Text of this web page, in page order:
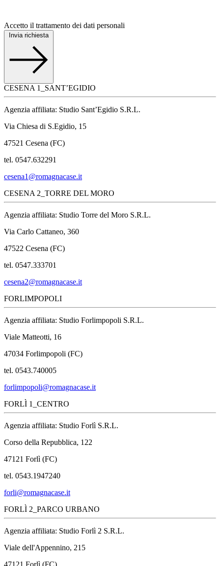
Accetto il trattamento dei dati personali
Invia richiesta
CESENA 1_SANT’EGIDIO
Agenzia affiliata: Studio Sant’Egidio S.R.L.
Via Chiesa di S.Egidio, 15
47521 Cesena (FC)
tel. 0547.632291
cesena1@romagnacase.it
CESENA 2_TORRE DEL MORO
Agenzia affiliata: Studio Torre del Moro S.R.L.
Via Carlo Cattaneo, 360
47522 Cesena (FC)
tel. 0547.333701
cesena2@romagnacase.it
FORLIMPOPOLI
Agenzia affiliata: Studio Forlimpopoli S.R.L.
Viale Matteotti, 16
47034 Forlimpopoli (FC)
tel. 0543.740005
forlimpopoli@romagnacase.it
FORLÌ 1_CENTRO
Agenzia affiliata: Studio Forlì S.R.L.
Corso della Repubblica, 122
47121 Forlì (FC)
tel. 0543.1947240
forli@romagnacase.it
FORLÌ 2_PARCO URBANO
Agenzia affiliata: Studio Forlì 2 S.R.L.
Viale dell'Appennino, 215
47121 Forlì (FC)